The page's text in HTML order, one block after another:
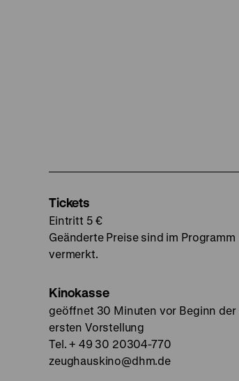
Tickets
Eintritt 5 €
Geänderte Preise sind im Programm
vermerkt.
Kinokasse
geöffnet 30 Minuten vor Beginn der
ersten Vorstellung
Tel. + 49 30 20304-770
zeughauskino@dhm.de